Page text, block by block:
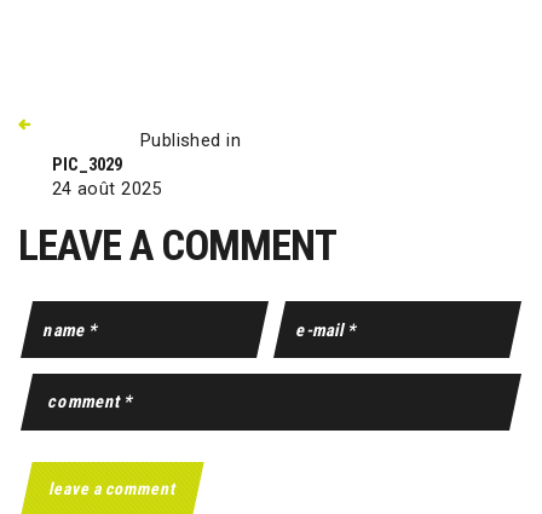
Published in
PIC_3029
24 août 2025
LEAVE A COMMENT